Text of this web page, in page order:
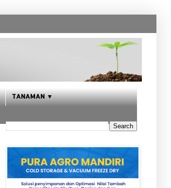
TANAMAN ▼